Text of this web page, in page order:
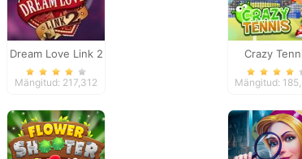
Dream Love Link 2
Mängitud: 217,312
Crazy
Mängitud: